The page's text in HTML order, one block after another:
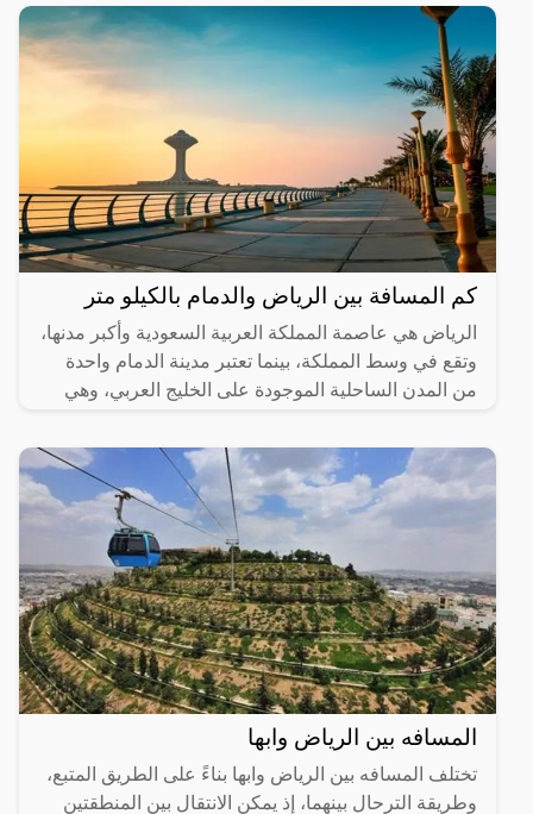
كم المسافة بين الرياض والدمام بالكيلو متر
الرياض هي عاصمة المملكة العربية السعودية وأكبر مدنها،
وتقع في وسط المملكة، بينما تعتبر مدينة الدمام واحدة
من المدن الساحلية الموجودة على الخليج العربي، وهي
المسافه بين الرياض وابها
تختلف المسافه بين الرياض وابها بناءً على الطريق المتبع،
وطريقة الترحال بينهما، إذ يمكن الانتقال بين المنطقتين